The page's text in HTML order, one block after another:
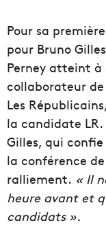
Pour sa
pour Bruno
Perney atteint à
collaborateur
Les
la candidate LR.
Gilles, qui
la conférence
ralliement. « Il
heure avant et
candidats ».